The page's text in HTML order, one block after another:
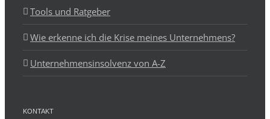
Tools und Ratgeber
Wie erkenne ich die Krise meines Unternehmens?
Unternehmensinsolvenz von A-Z
KONTAKT